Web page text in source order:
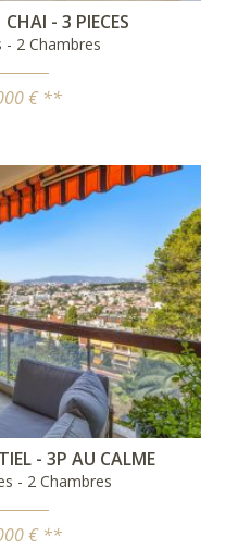
- 3 PIECES
- 2 Chambres
€ **
- 3P AU CALME
- 2 Chambres
€ **